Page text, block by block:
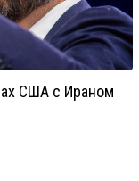
США с Ираном